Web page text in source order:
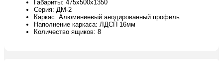
Габариты: 475х500х1350
Серия: ДМ-2
Каркас: Алюминиевый анодированный профиль
Наполнение каркаса: ЛДСП 16мм
Количество ящиков: 8